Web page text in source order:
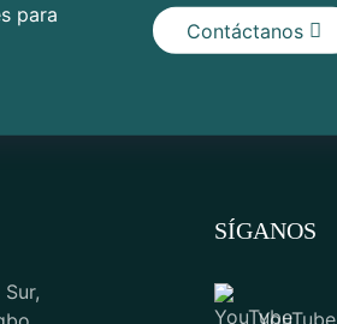
para
Contáctanos
SÍGANOS